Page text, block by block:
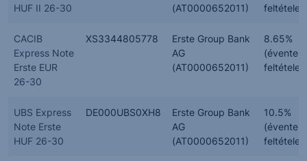
HUF II 26-30
(AT0000652011)
CACIB
Express Note
Erste EUR
26-30
XS3344805778
Erste Group Bank
AG
(AT0000652011)
8.65%
(évente,
UBS Express
Note Erste
HUF 26-30
DE000UBS0XH8
Erste Group Bank
AG
(AT0000652011)
10.5%
(évente,